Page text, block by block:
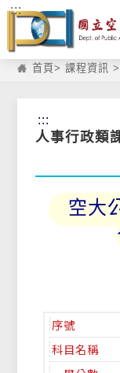
跳到主要內容區塊
:::
首頁>課程資訊 >
:::
人事行政類
空大